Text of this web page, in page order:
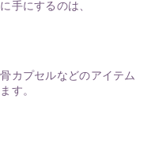
手にするのは、
カプセルなどのアイテム
す。